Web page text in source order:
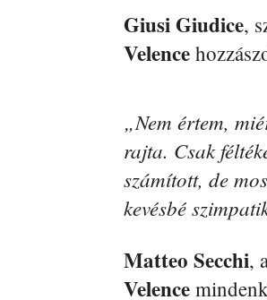
Giusi Giudice,
Velence
„Nem értem,
rajta. Csak
számított, de
kevésbé
Matteo Secchi,
Velence